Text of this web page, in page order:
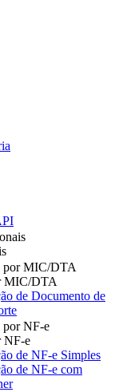
por MIC/DTA
MIC/DTA
de Documento de
por NF-e
NF-e
de NF-e Simples
de NF-e com